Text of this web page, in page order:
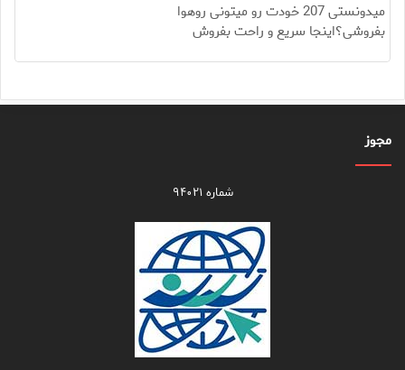
میدونستی 207 خودت رو میتونی روهوا
بفروشی؟اینجا سریع و راحت بفروش
مجوز
شماره ۹۴۰۲۱